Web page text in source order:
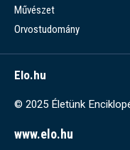
Művészet
Orvostudomány
Elo.hu
© 2025 Életünk
www.elo.hu